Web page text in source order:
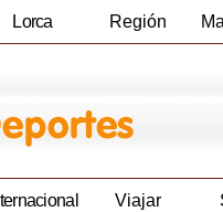
Lorca Región
Viajar